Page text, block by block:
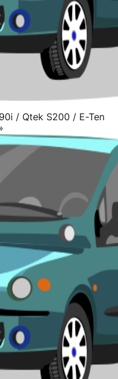
/ Qtek S200 / E-Ten